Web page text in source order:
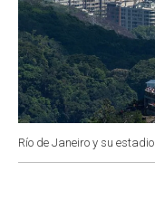
Río de Janeiro y su